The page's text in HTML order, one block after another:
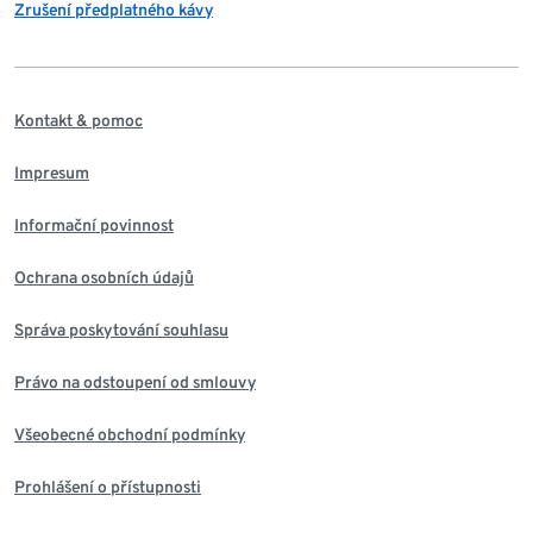
Zrušení předplatného kávy
Kontakt & pomoc
Impresum
Informační povinnost
Ochrana osobních údajů
Správa poskytování souhlasu
Právo na odstoupení od smlouvy
Všeobecné obchodní podmínky
Prohlášení o přístupnosti